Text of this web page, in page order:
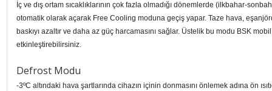
İç ve dış ortam sıcaklıklarının çok fazla olmadığı dönemlerde (ilkbahar-
otomatik olarak açarak Free Cooling moduna geçiş yapar. Taze hava,
baskıyı azaltır ve daha az güç harcamasını sağlar. Üstelik bu modu BSK
etkinleştirebilirsiniz.
Defrost Modu
-3ºC altındaki hava şartlarında cihazın içinin donmasını önlemek adına ön